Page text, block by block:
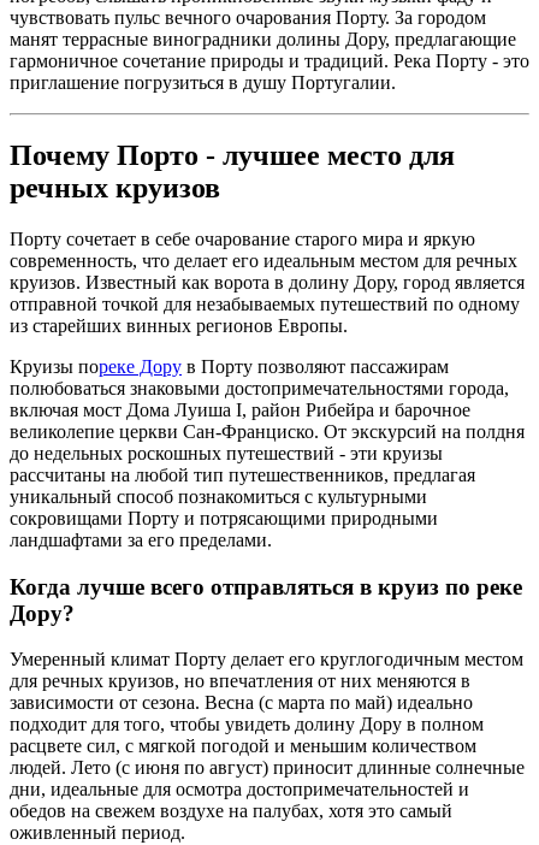
чувствовать пульс вечного очарования Порту. За городом
манят террасные виноградники долины Дору, предлагающие
гармоничное сочетание природы и традиций. Река Порту - это
приглашение погрузиться в душу Португалии.
Почему Порто - лучшее место для
речных круизов
Порту сочетает в себе очарование старого мира и яркую
современность, что делает его идеальным местом для речных
круизов. Известный как ворота в долину Дору, город является
отправной точкой для незабываемых путешествий по одному
из старейших винных регионов Европы.
Круизы пореке Дору в Порту позволяют пассажирам
полюбоваться знаковыми достопримечательностями города,
включая мост Дома Луиша I, район Рибейра и барочное
великолепие церкви Сан-Франциско. От экскурсий на полдня
до недельных роскошных путешествий - эти круизы
рассчитаны на любой тип путешественников, предлагая
уникальный способ познакомиться с культурными
сокровищами Порту и потрясающими природными
ландшафтами за его пределами.
Когда лучше всего отправляться в круиз по реке
Дору?
Умеренный климат Порту делает его круглогодичным местом
для речных круизов, но впечатления от них меняются в
зависимости от сезона. Весна (с марта по май) идеально
подходит для того, чтобы увидеть долину Дору в полном
расцвете сил, с мягкой погодой и меньшим количеством
людей. Лето (с июня по август) приносит длинные солнечные
дни, идеальные для осмотра достопримечательностей и
обедов на свежем воздухе на палубах, хотя это самый
оживленный период.